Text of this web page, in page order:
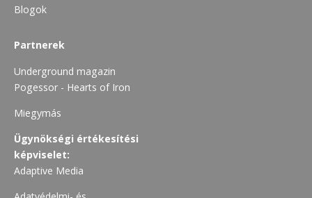
Blogok
Partnerek
Underground magazin
Pogessor - Hearts of Iron
Miegymás
Ügynökségi értékesítési
képviselet:
Adaptive Media